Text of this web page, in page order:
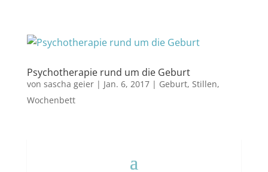
Psychotherapie rund um die Geburt
von sascha geier| Jan. 6, 2017| Geburt, Stillen,
Wochenbett